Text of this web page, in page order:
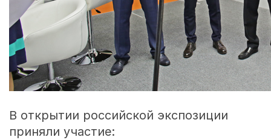
В открытии российской экспозиции
приняли участие: